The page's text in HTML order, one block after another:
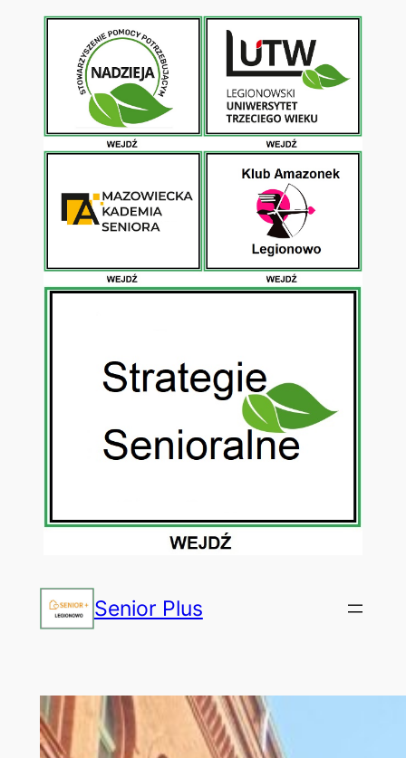
Przejdź
Senior Plus